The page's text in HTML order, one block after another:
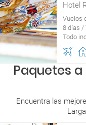
Hotel
Vuelos
8 días /
Todo
Paquetes
Encuentra las